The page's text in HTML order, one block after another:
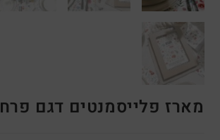
מארז פלייסמנטים דגם